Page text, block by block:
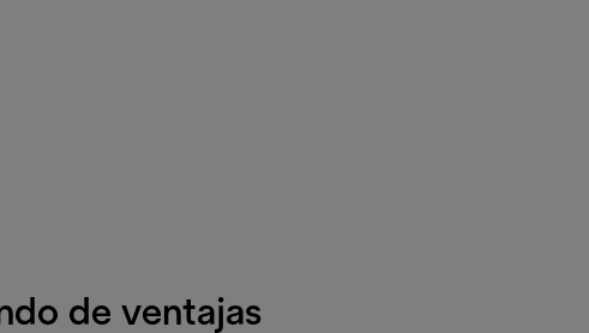
de ventajas